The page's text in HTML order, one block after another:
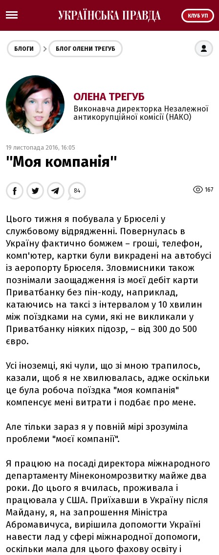
КЛУБ УП
БЛОГИ БЛОГ ОЛЕНИ ТРЕГУБ
ОЛЕНА ТРЕГУБ
Виконавча директорка Незалежної
антикорупційної комісії (НАКО)
19 листопада 2016, 16:05
''Моя компанія''
167
84
Цього тижня я побувала у Брюселі у
службовому відрядженні. Повернулась в
Україну фактично бомжем – гроші, телефон,
комп'ютер, картки були викрадені на автобусі
із аеропорту Брюселя. Зловмисники також
познімали заощадження із моєї дебіт карти
Приватбанку без пін-коду, наприклад,
катаючись на таксі з інтервалом у 10 хвилин
між поїздками на суми, які не викликали у
Приватбанку ніяких підозр, – від 300 до 500
євро.
Усі іноземці, які чули, що зі мною трапилось,
казали, щоб я не хвилювалась, адже оскільки
це була робоча поїздка "моя компанія"
компенсує мені витрати і подбає про мене.
Але тільки зараз я у повній мірі зрозуміла
проблеми "моєї компанії".
Я працюю на посаді директора міжнародного
департаменту Мінекономрозвитку майже два
роки. До цього я вчилась, проживала і
працювала у США. Приїхавши в Україну після
Майдану, я, на запрошення Міністра
Абромавичуса, вирішила допомогти Україні
навести лад у сфері міжнародної допомоги,
оскільки мала для цього фахову освіту і